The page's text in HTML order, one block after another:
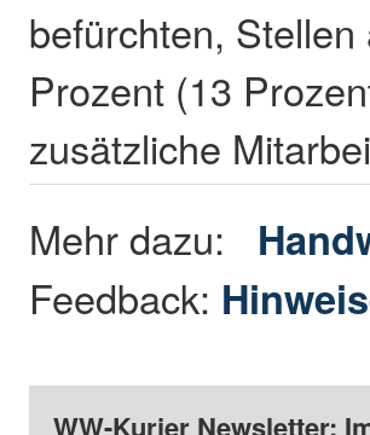
befürchten,
Prozent (13
zusätzliche
Mehr dazu:
Feedback:
WW-Kurier Newsletter: